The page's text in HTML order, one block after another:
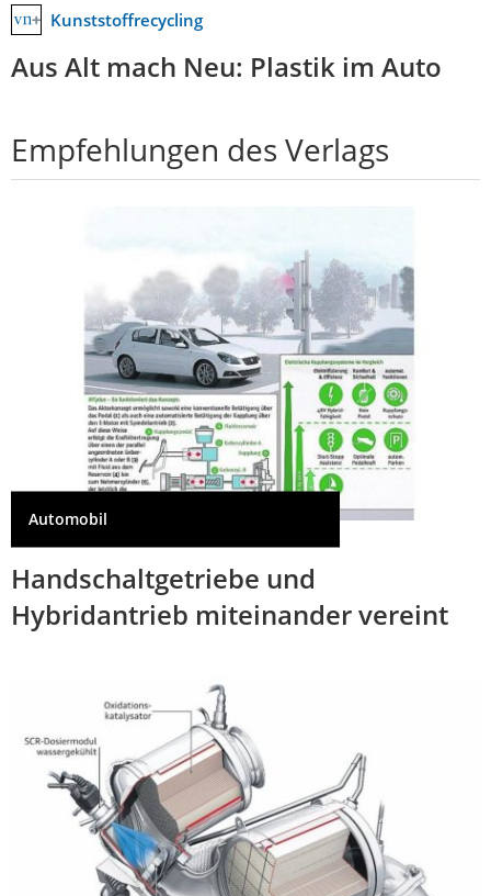
Kunststoffrecycling
Aus Alt mach Neu: Plastik im Auto
Empfehlungen des Verlags
Automobil
Handschaltgetriebe und
Hybridantrieb miteinander vereint